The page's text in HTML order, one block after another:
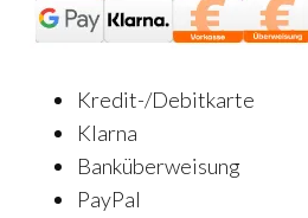
Kredit-/Debitkarte
Klarna
Banküberweisung
PayPal